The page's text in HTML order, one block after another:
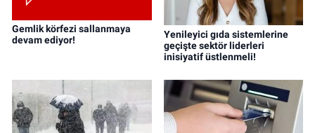
Gemlik körfezi sallanmaya
devam ediyor!
Yenileyici gıda sistemlerine
geçişte sektör liderleri
inisiyatif üstlenmeli!